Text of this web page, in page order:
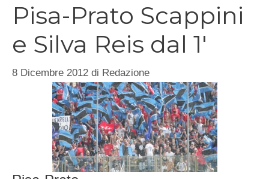
Pisa-Prato Scappini
e Silva Reis dal 1′
8 Dicembre 2012 di Redazione